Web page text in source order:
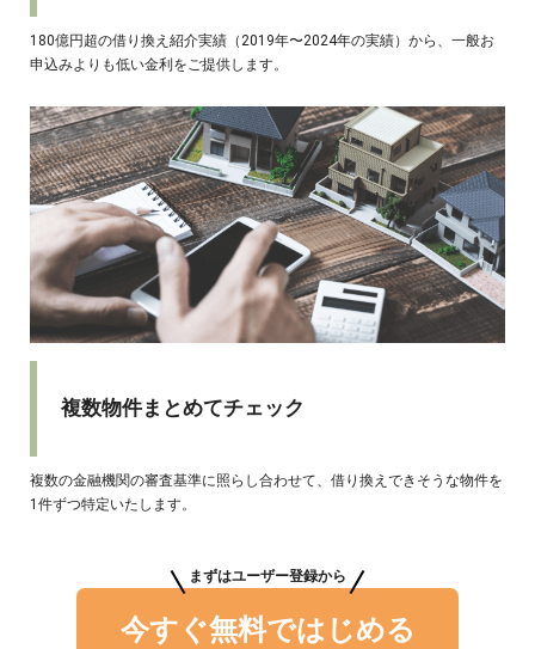
180億円超の借り換え紹介実績（2019年〜2024年の実績）から、一般お
申込みよりも低い金利をご提供します。
複数物件まとめてチェック
複数の金融機関の審査基準に照らし合わせて、借り換えできそうな物件を
1件ずつ特定いたします。
まずはユーザー登録から
今すぐ無料ではじめる